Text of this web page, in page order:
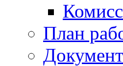
План